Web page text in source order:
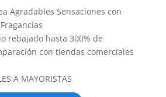
Agradables Sensaciones con
rebajado hasta 300% de
con tiendas comerciales
A MAYORISTAS